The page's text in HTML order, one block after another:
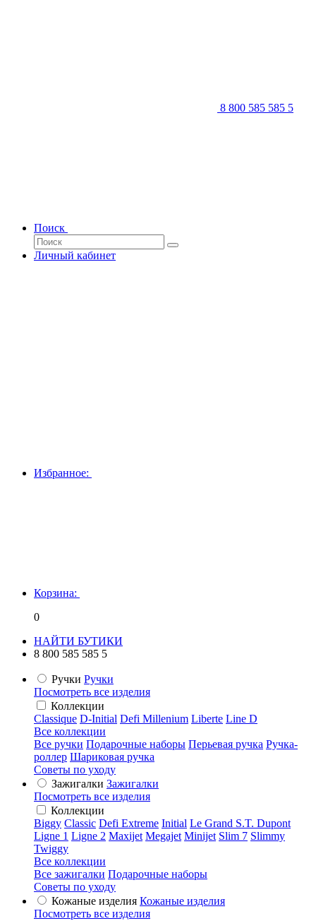
8 800 585 585 5
Поиск
Личный кабинет
Избранное:
Корзина:
0
НАЙТИ БУТИКИ
8 800 585 585 5
Ручки Ручки
Посмотреть все изделия
Коллекции
Classique D-Initial Defi Millenium Liberte Line D
Все коллекции
Все ручки Подарочные наборы Перьевая ручка Ручка-
роллер Шариковая ручка
Советы по уходу
Зажигалки Зажигалки
Посмотреть все изделия
Коллекции
Biggy Classic Defi Extreme Initial Le Grand S.T. Dupont
Ligne 1 Ligne 2 Maxijet Megajet Minijet Slim 7 Slimmy
Twiggy
Все коллекции
Все зажигалки Подарочные наборы
Советы по уходу
Кожаные изделия Кожаные изделия
Посмотреть все изделия